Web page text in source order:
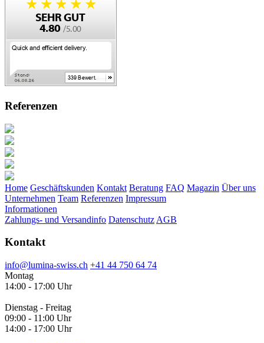
Referenzen
Home Geschäftskunden Kontakt Beratung FAQ Magazin Über uns
Unternehmen Team Referenzen Impressum
Informationen
Zahlungs- und Versandinfo Datenschutz AGB
Kontakt
info@lumina-swiss.ch +41 44 750 64 74
Montag
14:00 - 17:00 Uhr
Dienstag - Freitag
09:00 - 11:00 Uhr
14:00 - 17:00 Uhr